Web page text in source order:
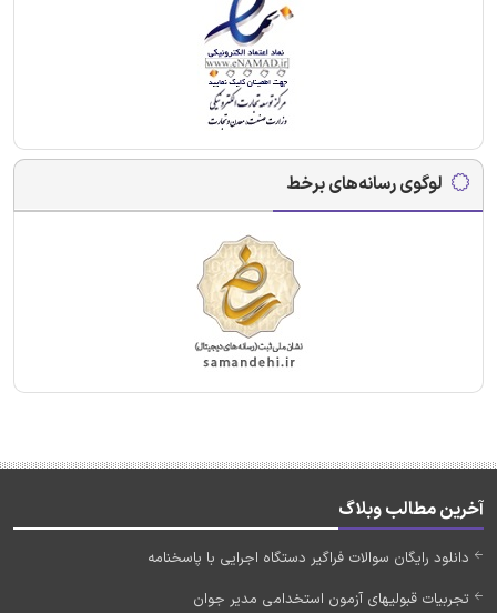
لوگوی رسانه‌های برخط
آخرین مطالب وبلاگ
دانلود رایگان سوالات فراگیر دستگاه اجرایی با پاسخنامه
تجربیات قبولیهای آزمون استخدامی مدیر جوان